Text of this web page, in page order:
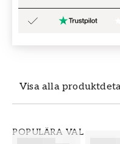
Visa alla
POPULÄRA VAL